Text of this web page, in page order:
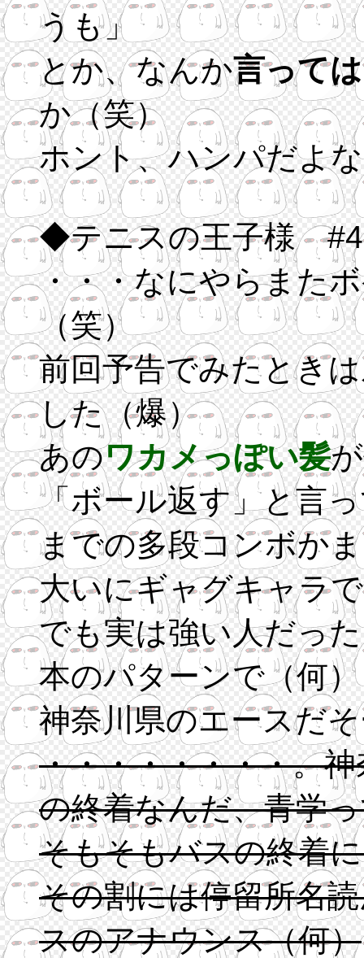
うも」
とか、なんか言って
か（笑）
ホント、ハンパだよ
◆テニスの王子様
・・・なにやらまた
（笑）
前回予告でみたとき
した（爆）
あのワカメっぽい髪
「ボール返す」と言
までの多段コンボか
大いにギャグキャラ
でも実は強い人だっ
本のパターンで（何）
神奈川県のエースだ
・・・・・・・・。
の終着なんだ、青学
そもそもバスの終着
その割には停留所名
スのアナウンス（何）